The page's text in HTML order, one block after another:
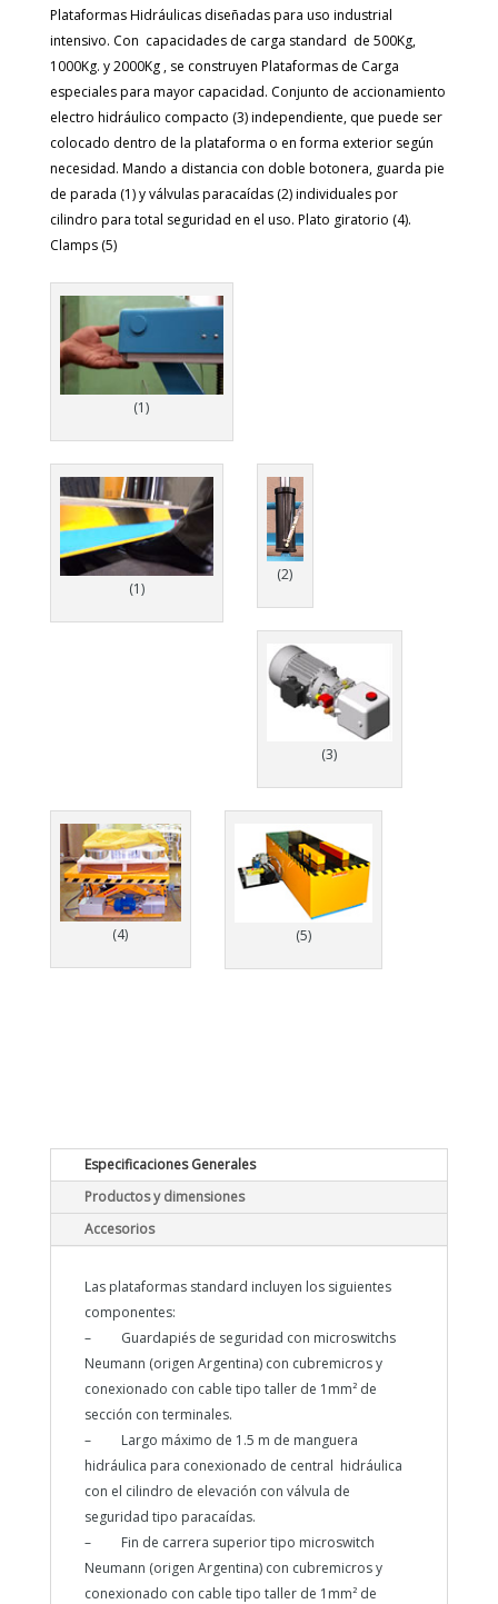
Plataformas Hidráulicas diseñadas para uso industrial
intensivo. Con capacidades de carga standard de 500Kg,
1000Kg. y 2000Kg , se construyen Plataformas de Carga
especiales para mayor capacidad. Conjunto de accionamiento
electro hidráulico compacto (3) independiente, que puede ser
colocado dentro de la plataforma o en forma exterior según
necesidad. Mando a distancia con doble botonera, guarda pie
de parada (1) y válvulas paracaídas (2) individuales por
cilindro para total seguridad en el uso. Plato giratorio (4).
Clamps (5)
(1)
(1)
(2)
(3)
(4) (5)
Especificaciones Generales
Productos y dimensiones
Accesorios
Las plataformas standard incluyen los siguientes
componentes:
– Guardapiés de seguridad con microswitchs
Neumann (origen Argentina) con cubremicros y
conexionado con cable tipo taller de 1mm² de
sección con terminales.
– Largo máximo de 1.5 m de manguera
hidráulica para conexionado de central hidráulica
con el cilindro de elevación con válvula de
seguridad tipo paracaídas.
– Fin de carrera superior tipo microswitch
Neumann (origen Argentina) con cubremicros y
conexionado con cable tipo taller de 1mm² de